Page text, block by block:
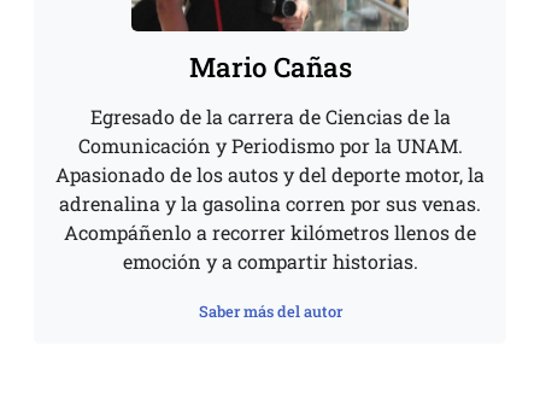
Mario Cañas
Egresado de la carrera de Ciencias de la
Comunicación y Periodismo por la UNAM.
Apasionado de los autos y del deporte motor, la
adrenalina y la gasolina corren por sus venas.
Acompáñenlo a recorrer kilómetros llenos de
emoción y a compartir historias.
Saber más del autor